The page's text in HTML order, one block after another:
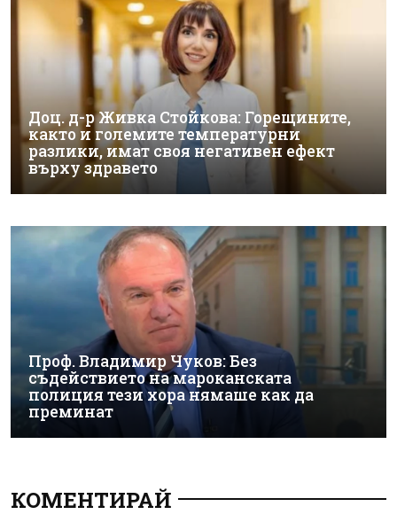
Доц. д-р Живка Стойкова: Горещините,
както и големите температурни
разлики, имат своя негативен ефект
върху здравето
Проф. Владимир Чуков: Без
съдействието на мароканската
полиция тези хора нямаше как да
преминат
КОМЕНТИРАЙ